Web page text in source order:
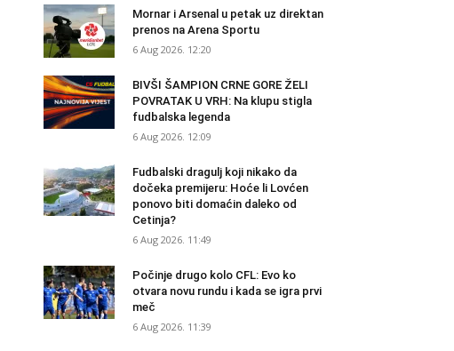
Mornar i Arsenal u petak uz direktan
prenos na Arena Sportu
6 Aug 2026. 12:20
BIVŠI ŠAMPION CRNE GORE ŽELI
POVRATAK U VRH: Na klupu stigla
fudbalska legenda
6 Aug 2026. 12:09
Fudbalski dragulj koji nikako da
dočeka premijeru: Hoće li Lovćen
ponovo biti domaćin daleko od
Cetinja?
6 Aug 2026. 11:49
Počinje drugo kolo CFL: Evo ko
otvara novu rundu i kada se igra prvi
meč
6 Aug 2026. 11:39